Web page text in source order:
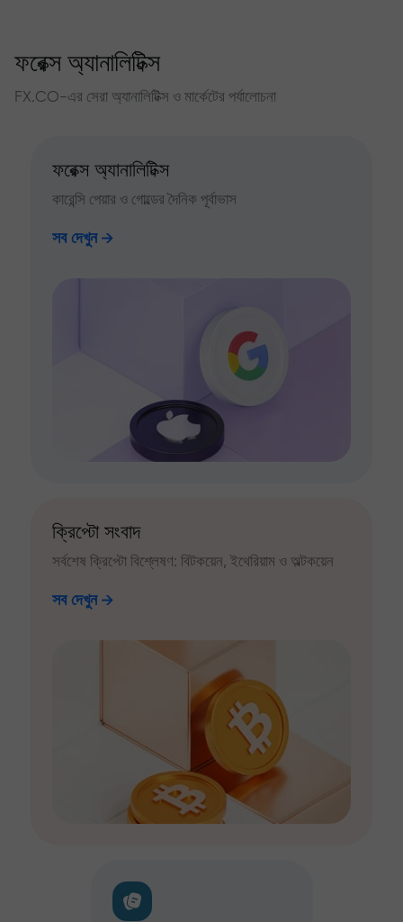
ফরেক্স অ্যানালিটিক্স
FX.CO-এর সেরা অ্যানালিটিক্স ও মার্কেটের পর্যালোচনা
ফরেক্স অ্যানালিটিক্স
কারেন্সি পেয়ার ও গোল্ডের দৈনিক পূর্বাভাস
সব দেখুন
ক্রিপ্টো সংবাদ
সর্বশেষ ক্রিপ্টো বিশ্লেষণ: বিটকয়েন, ইথেরিয়াম ও অল্টকয়েন
সব দেখুন